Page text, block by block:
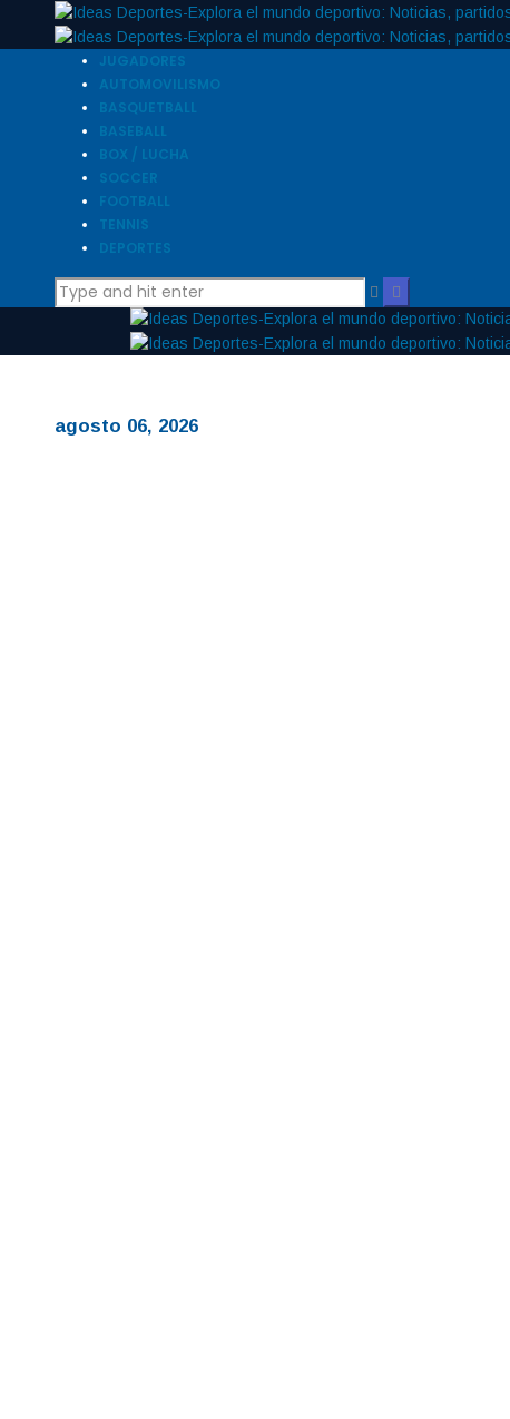
JUGADORES
AUTOMOVILISMO
BASQUETBALL
BASEBALL
BOX / LUCHA
SOCCER
FOOTBALL
TENNIS
DEPORTES
agosto 06, 2026